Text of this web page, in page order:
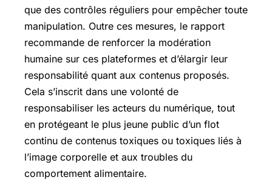
que des contrôles réguliers pour empêcher toute
manipulation. Outre ces mesures, le rapport
recommande de renforcer la modération
humaine sur ces plateformes et d’élargir leur
responsabilité quant aux contenus proposés.
Cela s’inscrit dans une volonté de
responsabiliser les acteurs du numérique, tout
en protégeant le plus jeune public d’un flot
continu de contenus toxiques ou toxiques liés à
l’image corporelle et aux troubles du
comportement alimentaire.